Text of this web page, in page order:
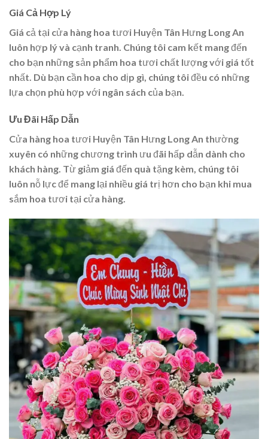
Giá Cả Hợp Lý
Giá cả tại cửa hàng hoa tươi Huyện Tân Hưng Long An
luôn hợp lý và cạnh tranh. Chúng tôi cam kết mang đến
cho bạn những sản phẩm hoa tươi chất lượng với giá tốt
nhất. Dù bạn cần hoa cho dịp gì, chúng tôi đều có những
lựa chọn phù hợp với ngân sách của bạn.
Ưu Đãi Hấp Dẫn
Cửa hàng hoa tươi Huyện Tân Hưng Long An thường
xuyên có những chương trình ưu đãi hấp dẫn dành cho
khách hàng. Từ giảm giá đến quà tặng kèm, chúng tôi
luôn nỗ lực để mang lại nhiều giá trị hơn cho bạn khi mua
sắm hoa tươi tại cửa hàng.